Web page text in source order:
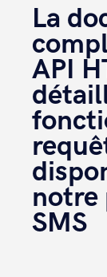
{
public class ExempleClientHttpApi
{
private static string URL =
private static string
private static string
La
API
notre
SMS